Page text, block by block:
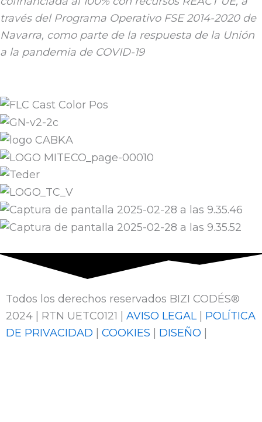
través del Programa Operativo FSE 2014-2020 de
Navarra, como parte de la respuesta de la Unión
a la pandemia de COVID-19
Todos los derechos reservados BIZI CODÉS®
2024 | RTN UETC0121 | AVISO LEGAL| POLÍTICA
DE PRIVACIDAD | COOKIES | DISEÑO |